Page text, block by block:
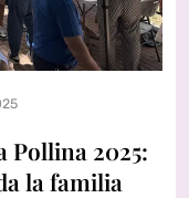
Pollina 2025:
la familia